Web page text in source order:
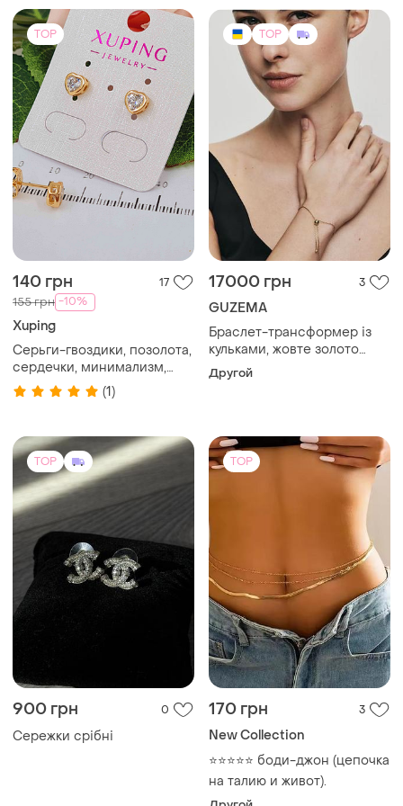
140 грн 17
155 грн -10%
сердечки, минимализм,
позолоченные
17000 грн 3
GUZEMA
Браслет-трансформер із
кульками, жовте золото
guzema
Другой
TOP
900 грн
Сережки срібні
TOP
170 грн 3
New Collection
⭐️⭐️⭐️⭐️⭐️ боди-джон (цепочка
на талию и живот).